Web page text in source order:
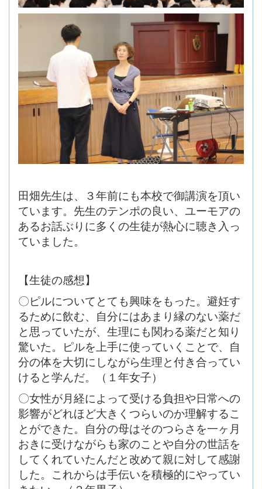
田畑先生は、３年前にも本校で御講演を頂い
ています。先生のテンポの良い、ユーモアの
あるお話ぶりに多くの生徒が熱心に聴き入っ
ていました。
【生徒の感想】
〇ピルについてとても興味をもった。避妊す
るために飲む、自分にはあまり縁のない薬だ
と思っていたが、生理にも関わる薬だと知り
驚いた。ピルを上手に使っていくことで、自
分の体を大切にしながら生理と付き合ってい
けると学んだ。（１年女子）
〇女性が月経によって受ける負担や日常への
影響がどれほど大きくつらいのか理解するこ
とができた。自分の母はそのつらさを一ヶ月
おきに受けながらも家のことや自分の世話を
してくれていたんだと改めて親に対して感謝
した。これからは手伝いを積極的にやってい